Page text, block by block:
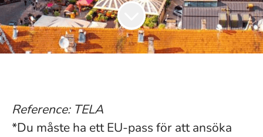
Reference: TELA
*Du måste ha ett EU-pass för att ansöka